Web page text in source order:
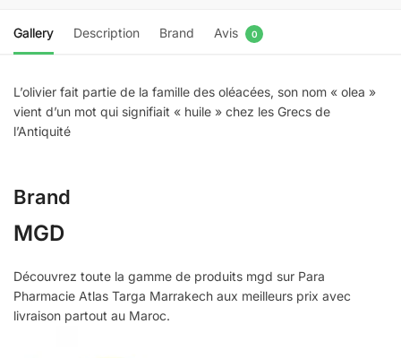
Gallery Description Brand Avis 0
L’olivier fait partie de la famille des oléacées, son nom « olea »
vient d’un mot qui signifiait « huile » chez les Grecs de
l’Antiquité
Brand
MGD
Découvrez toute la gamme de produits mgd sur Para
Pharmacie Atlas Targa Marrakech aux meilleurs prix avec
livraison partout au Maroc.